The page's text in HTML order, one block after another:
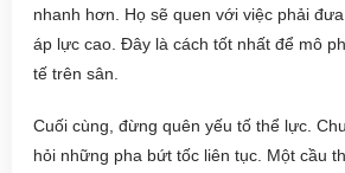
nhanh hơn. Họ sẽ quen với việc phải
áp lực cao. Đây là cách tốt nhất để mô
tế trên sân.
Cuối cùng, đừng quên yếu tố thể lực.
hỏi những pha bứt tốc liên tục. Một cầu